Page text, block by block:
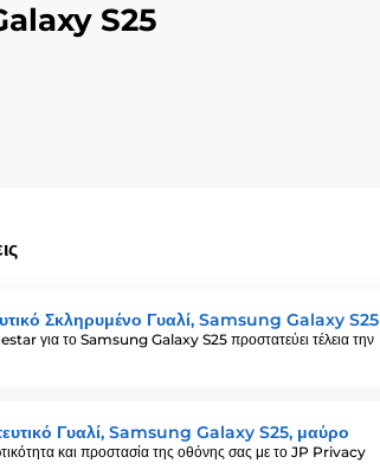
S25
Σκληρυμένο Γυαλί, Samsung Galaxy S25
για το Samsung Galaxy S25 προστατεύει τέλεια την
Γυαλί, Samsung Galaxy S25, μαύρο
και προστασία της οθόνης σας με το JP Privacy